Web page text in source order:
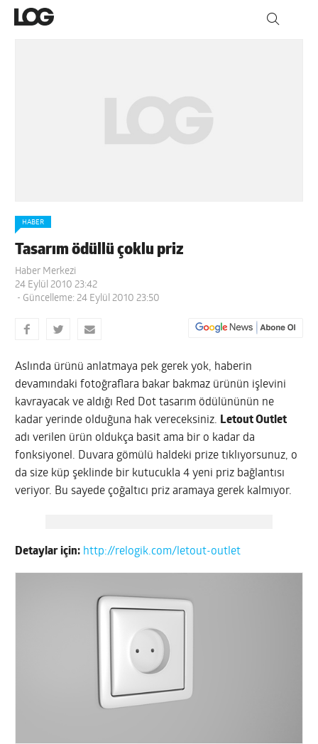
HABER
Tasarım ödüllü çoklu priz
Haber Merkezi
24 Eylül 2010 23:42
- Güncelleme: 24 Eylül 2010 23:50
Aslında ürünü anlatmaya pek gerek yok, haberin
devamındaki fotoğraflara bakar bakmaz ürünün işlevini
kavrayacak ve aldığı Red Dot tasarım ödülününün ne
kadar yerinde olduğuna hak vereceksiniz. Letout Outlet
adı verilen ürün oldukça basit ama bir o kadar da
fonksiyonel. Duvara gömülü haldeki prize tıklıyorsunuz, o
da size küp şeklinde bir kutucukla 4 yeni priz bağlantısı
veriyor. Bu sayede çoğaltıcı priz aramaya gerek kalmıyor.
Detaylar için: http://relogik.com/letout-outlet